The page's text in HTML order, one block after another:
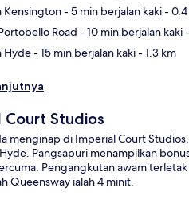
Kensington- 5 min berjalan kaki-
Road - 10 min berjalan kaki
Hyde- 15 min berjalan kaki- 1.3 km
Court Studios
menginap di Imperial Court
Pangsapuri menampilkan
Pengangkutan awam
Queensway ialah 4 minit.